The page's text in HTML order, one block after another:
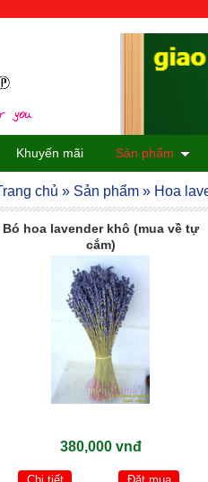
Bó hoa lavender khô (mua về tự
cắm)
380,000 vnđ
chủ » Sản phẩm » Hoa
Khuyến mãi Sản phẩm